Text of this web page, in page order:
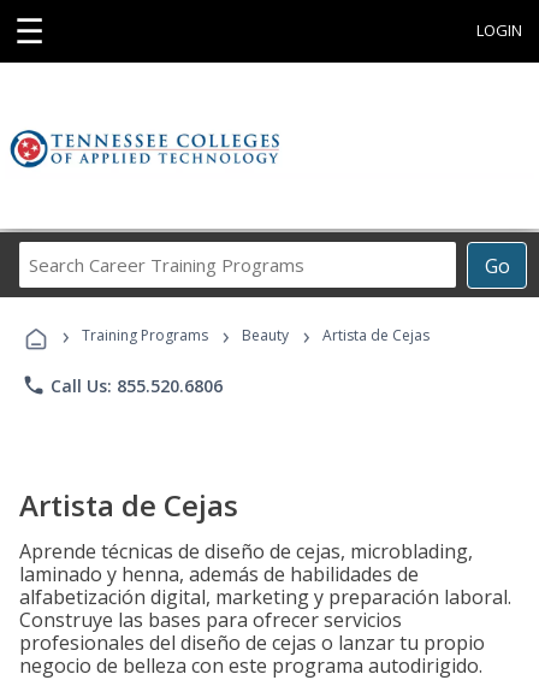
☰ LOGIN
Go
Career
Programs
› Training Programs › Beauty › Artista de Cejas
phone Call Us: 855.520.6806
Artista de Cejas
Aprende técnicas de diseño de cejas, microblading,
laminado y henna, además de habilidades de
alfabetización digital, marketing y preparación laboral.
Construye las bases para ofrecer servicios
profesionales del diseño de cejas o lanzar tu propio
negocio de belleza con este programa autodirigido.